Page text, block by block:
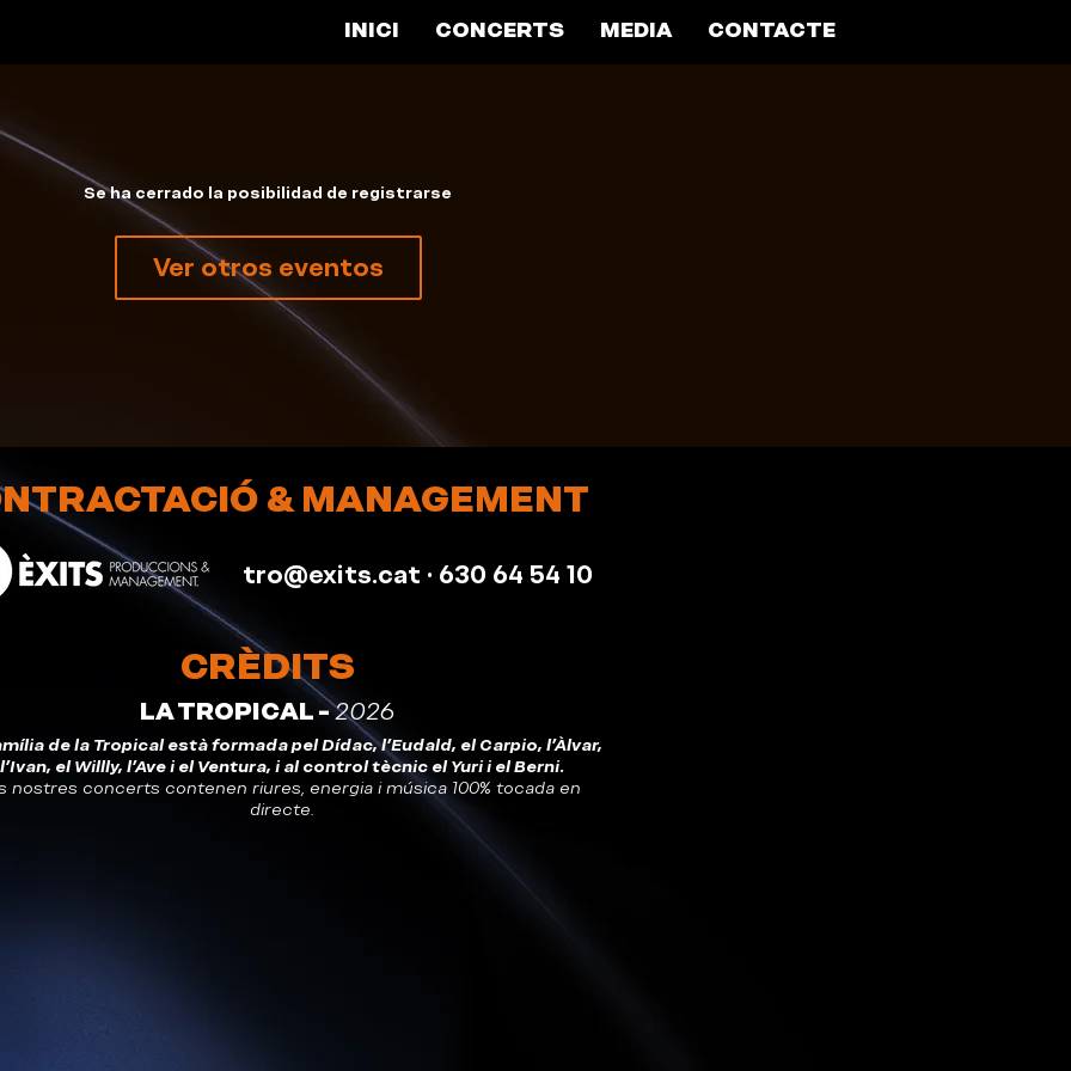
INICI CONCERTS MEDIA CONTACTE
Se ha cerrado la posibilidad de registrarse
Ver otros eventos
& MANAGEMENT
tro@exits.cat · 630 64 54 10
CRÈDITS
LA TROPICAL -2026
de la Tropical està formada pel Dídac, l'Eudald, el Carpio, l'Àlvar,
l'Ivan, el Willly, l'Ave i el Ventura, i al control tècnic el Yuri i el Berni.
nostres concerts contenen riures, energia i música 100% tocada en
directe.